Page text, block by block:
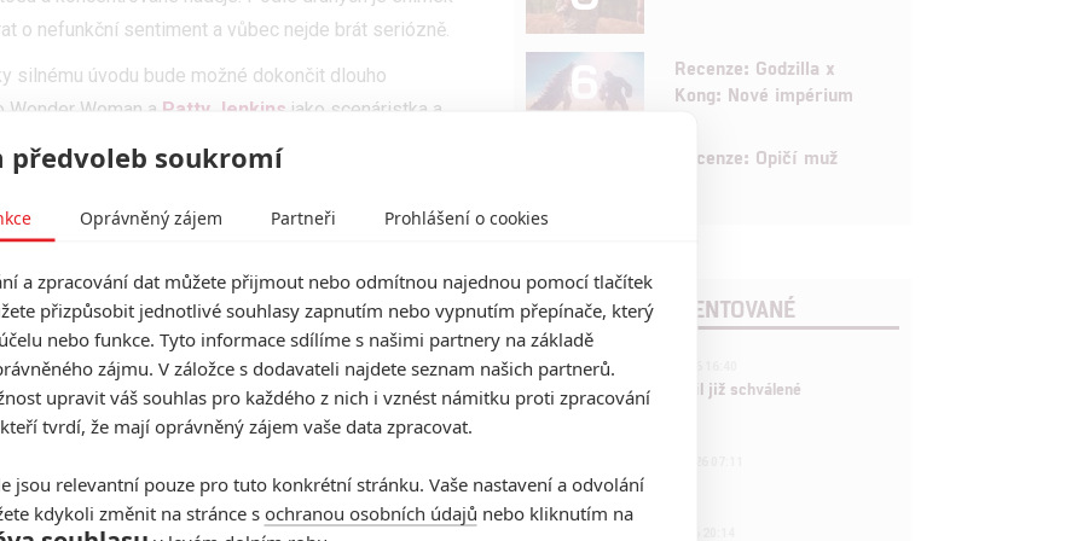
o nefunkční sentiment a vůbec nejde brát seriózně.
silnému úvodu bude možné dokončit dlouho
Wonder Woman a Patty Jenkins jako scenáristka a
do kin nebo opět do kin a na
HBO Max
snímků plánovaných na rok 2023 a u všech uváděl,
časem řekla proNew York Times, že by snímek asi
Můžeme tedy usuzuvat, že v tuto chvíli je v plánu
vůbec zřejmé. Režisérka Jenkins pro
Johnsemvymyslela již dříve skvělý příběh,
příběhu nechce napevno upsat. Natáčení
inspirovat k tomu, aby scénář ještě upravila, nebo
s fanoušky se jí někdo zeptal, zda by se mohla
se Jenkins odmítla vyjádřit (zatímco jiné
proMTVuvedla, že už se nechce vracet do
6
Recenze: Godzilla x
Kong: Nové impérium
Recenze: Opičí muž
POSLEDNÍ KOMENTOVANÉ
3ČLÁNEK | 01.08.2026 16:40
Marvel nečekaně zrušil již schválené
pokračování
拆彈專家
1
předvoleb soukromí
Oprávněný zájem Partneři Prohlášení o cookies
a zpracování dat můžete přijmout nebo odmítnou najednou pomocí tlačítek
přizpůsobit jednotlivé souhlasy zapnutím nebo vypnutím přepínače, který
nebo funkce. Tyto informace sdílíme s našimi partnery na základě
zájmu. V záložce s dodavateli najdete seznam našich partnerů.
upravit váš souhlas pro každého z nich i vznést námitku proti zpracování
tvrdí, že mají oprávněný zájem vaše data zpracovat.
jsou relevantní pouze pro tuto konkrétní stránku. Vaše nastavení a odvolání
kdykoli změnit na stránce s ochranou osobních údajů nebo kliknutím na